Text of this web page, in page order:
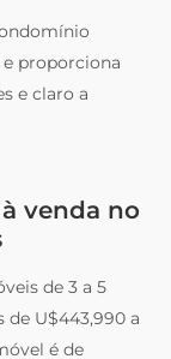
proporciona
e claro a
venda no
de 3 a 5
U$443,990 a
é de